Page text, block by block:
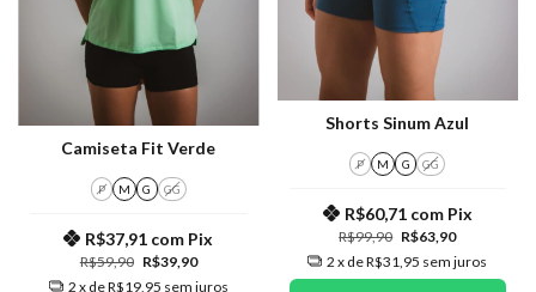
Camiseta Fit Verde
P M G GG
R$59,90 R$39,90
R$37,91 com Pix
2 x deR$19,95 sem juros
Shorts Sinum Azul
P M G GG
R$99,90 R$63,90
R$60,71 com Pix
2 x deR$31,95 sem juros